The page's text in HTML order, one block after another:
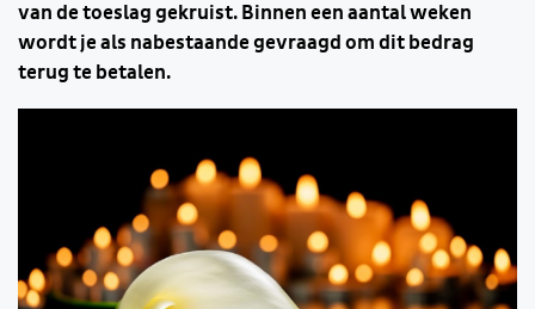
van de toeslag gekruist. Binnen een aantal weken
wordt je als nabestaande gevraagd om dit bedrag
terug te betalen.